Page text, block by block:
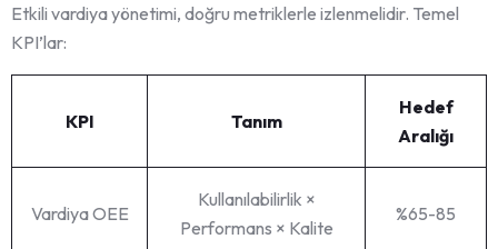
Etkili vardiya yönetimi, doğru metriklerle izlenmelidir. Temel
KPI’lar:
KPI Tanım
Hedef
Aralığı
Vardiya OEE
Kullanılabilirlik ×
Performans × Kalite
%65-85